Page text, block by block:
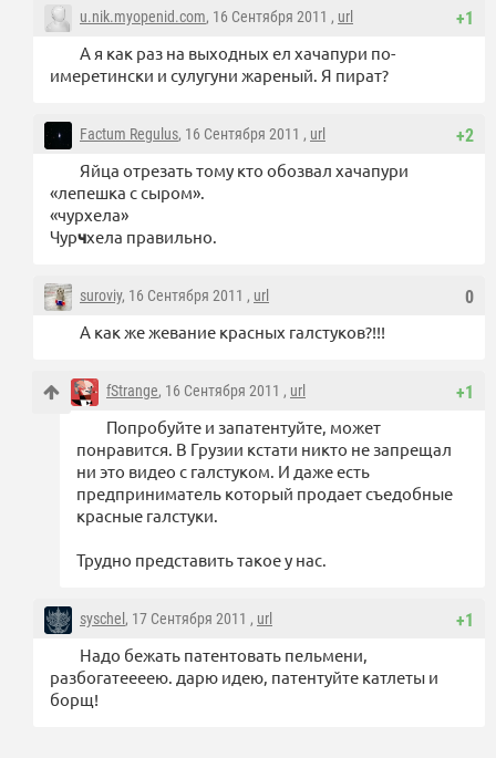
+1
u.nik.myopenid.com, 16 Сентября 2011 , url
А я как раз на выходных ел хачапури по-
имеретински и сулугуни жареный. Я пират?
+2
Factum Regulus, 16 Сентября 2011 , url
Яйца отрезать тому кто обозвал хачапури
«лепешка с сыром».
«чурхела»
Чурчхела правильно.
0
suroviy, 16 Сентября 2011 , url
А как же жевание красных галстуков?!!!
+1
fStrange, 16 Сентября 2011 , url
Попробуйте и запатентуйте, может
понравится. В Грузии кстати никто не запрещал
ни это видео с галстуком. И даже есть
предприниматель который продает съедобные
красные галстуки.
Трудно представить такое у нас.
+1
syschel , 17 Сентября 2011 , url
Надо бежать патентовать пельмени,
разбогатеееею. дарю идею, патентуйте катлеты и
борщ!